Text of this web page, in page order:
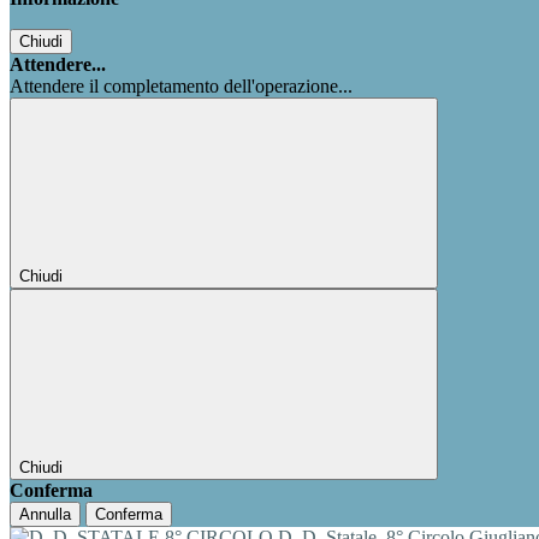
Chiudi
Attendere...
Attendere il completamento dell'operazione...
Chiudi
Chiudi
Conferma
Annulla Conferma